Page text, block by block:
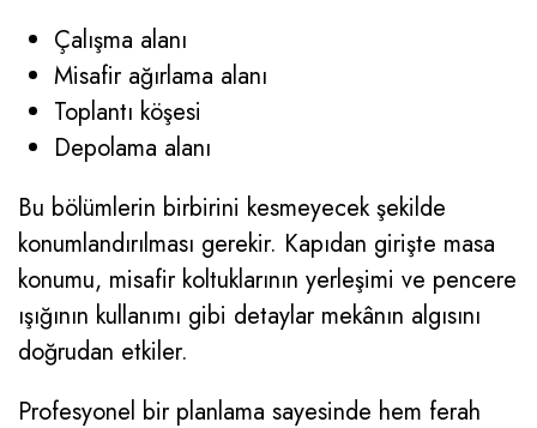
Çalışma alanı
Misafir ağırlama alanı
Toplantı köşesi
Depolama alanı
Bu bölümlerin birbirini kesmeyecek şekilde
konumlandırılması gerekir. Kapıdan girişte masa
konumu, misafir koltuklarının yerleşimi ve pencere
ışığının kullanımı gibi detaylar mekânın algısını
doğrudan etkiler.
Profesyonel bir planlama sayesinde hem ferah